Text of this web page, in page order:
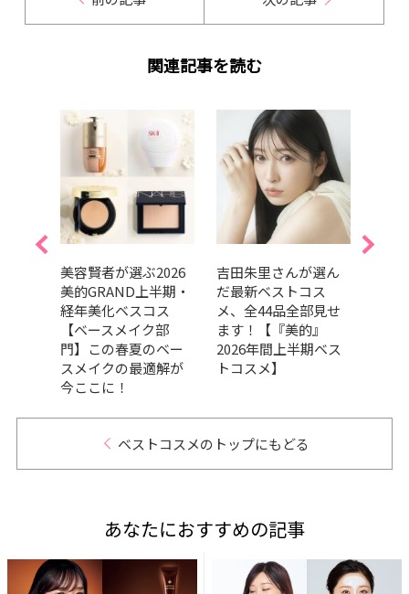
関連記事を読む
美容賢者が選ぶ2026
美的GRAND上半期・
経年美化ベスコス
【ベースメイク部
門】この春夏のベー
スメイクの最適解が
今ここに！
吉田朱里さんが選ん
だ最新ベストコス
メ、全44品全部見せ
ます！【『美的』
2026年間上半期ベス
トコスメ】
ベストコスメのトップにもどる
あなたにおすすめの記事